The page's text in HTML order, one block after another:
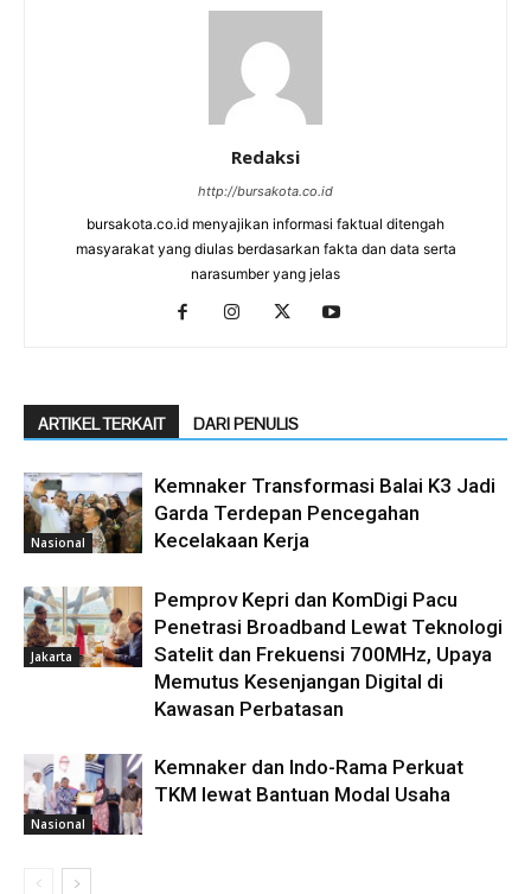
Redaksi
http://bursakota.co.id
bursakota.co.id menyajikan informasi faktual ditengah
masyarakat yang diulas berdasarkan fakta dan data serta
narasumber yang jelas
ARTIKEL TERKAIT DARI PENULIS
Nasional
Kemnaker Transformasi Balai K3 Jadi
Garda Terdepan Pencegahan
Kecelakaan Kerja
Jakarta
Pemprov Kepri dan KomDigi Pacu
Penetrasi Broadband Lewat Teknologi
Satelit dan Frekuensi 700MHz, Upaya
Memutus Kesenjangan Digital di
Kawasan Perbatasan
Nasional
Kemnaker dan Indo-Rama Perkuat
TKM lewat Bantuan Modal Usaha